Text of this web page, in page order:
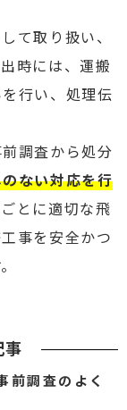
て取り扱い、
時には、運搬
行い、処理伝
調査から処分
ない対応を行
とに適切な飛
事を安全かつ
事
前調査のよく